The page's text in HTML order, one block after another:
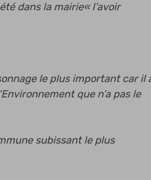
dans la mairie« l’avoir
le plus important car il
que n’a pas le
subissant le plus